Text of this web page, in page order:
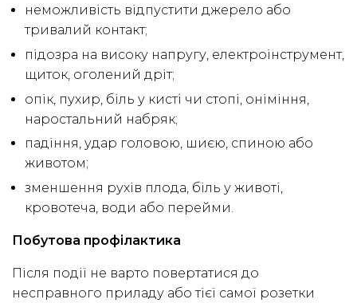
неможливість відпустити джерело або
тривалий контакт;
підозра на високу напругу, електроінструмент,
щиток, оголений дріт;
опік, пухир, біль у кисті чи стопі, оніміння,
наростальний набряк;
падіння, удар головою, шиєю, спиною або
животом;
зменшення рухів плода, біль у животі,
кровотеча, води або перейми.
Побутова профілактика
Після події не варто повертатися до
несправного приладу або тієї самої розетки